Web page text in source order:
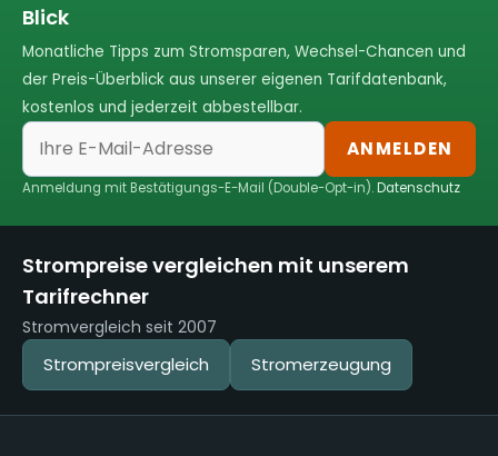
Blick
Monatliche Tipps zum Stromsparen, Wechsel-Chancen und
der Preis-Überblick aus unserer eigenen Tarifdatenbank,
kostenlos und jederzeit abbestellbar.
ANMELDEN
Anmeldung mit Bestätigungs-E-Mail (Double-Opt-in).Datenschutz
Strompreise vergleichen mit unserem
Tarifrechner
Stromvergleich seit 2007
Strompreisvergleich Stromerzeugung